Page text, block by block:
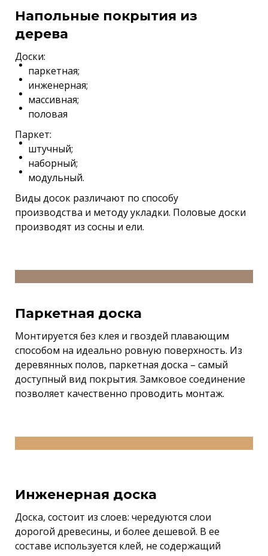
Напольные покрытия из
дерева
Доски:
паркетная;
инженерная;
массивная;
половая
Паркет:
штучный;
наборный;
модульный.
Виды досок различают по способу
производства и методу укладки. Половые доски
производят из сосны и ели.
Паркетная доска
Монтируется без клея и гвоздей плавающим
способом на идеально ровную поверхность. Из
деревянных полов, паркетная доска – самый
доступный вид покрытия. Замковое соединение
позволяет качественно проводить монтаж.
Инженерная доска
Доска, состоит из слоев: чередуются слои
дорогой древесины, и более дешевой. В ее
составе используется клей, не содержащий